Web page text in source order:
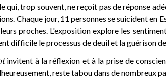
qui, trop souvent, ne reçoit pas de réponse
Chaque jour, 11 personnes se suicident en
proches. L'exposition explore les
difficile le processus de deuil et la guérison
invitent à la réflexion et à la prise de
reste tabou dans de nombreux